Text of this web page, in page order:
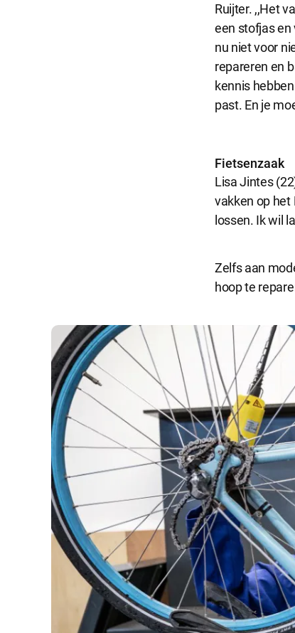
Ruijter. ,,Het
een stofjas en
nu niet voor
repareren en
kennis
past. En je
Fietsenzaak
Lisa Jintes
vakken op het
lossen. Ik wil
Zelfs aan
hoop te